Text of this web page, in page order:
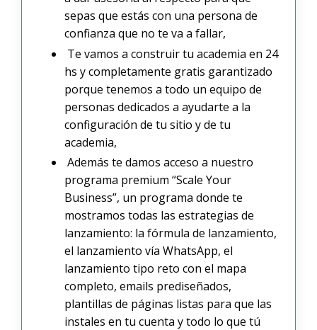
sepas que estás con una persona de
confianza que no te va a fallar,
Te vamos a construir tu academia en 24
hs y completamente gratis garantizado
porque tenemos a todo un equipo de
personas dedicados a ayudarte a la
configuración de tu sitio y de tu
academia,
Además te damos acceso a nuestro
programa premium “Scale Your
Business”, un programa donde te
mostramos todas las estrategias de
lanzamiento: la fórmula de lanzamiento,
el lanzamiento vía WhatsApp, el
lanzamiento tipo reto con el mapa
completo, emails prediseñados,
plantillas de páginas listas para que las
instales en tu cuenta y todo lo que tú